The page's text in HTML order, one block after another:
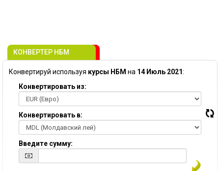
КОНВЕРТЕР НБМ
Конвертируй используя курсы НБМ на 14 Июль 2021:
Конвертировать из:
Конвертировать в:
Введите сумму: